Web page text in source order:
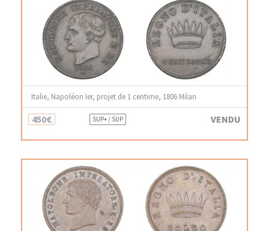
Italie, Napoléon Ier, projet de 1 centime, 1806 Milan
450€ SUP+ / SUP VENDU